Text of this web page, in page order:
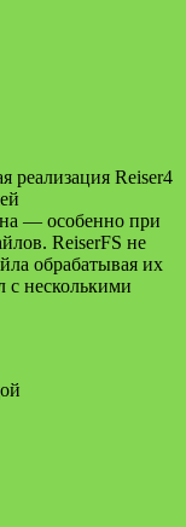
реализация Reiser4
— особенно при
ReiserFS не
обрабатывая их
с несколькими